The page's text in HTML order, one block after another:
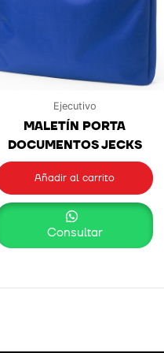
Ejecutivo
MALETÍN PORTA
DOCUMENTOS JECKS
Añadir al carrito
Consultar